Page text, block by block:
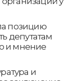
позицию
депутатам
и мнение
и